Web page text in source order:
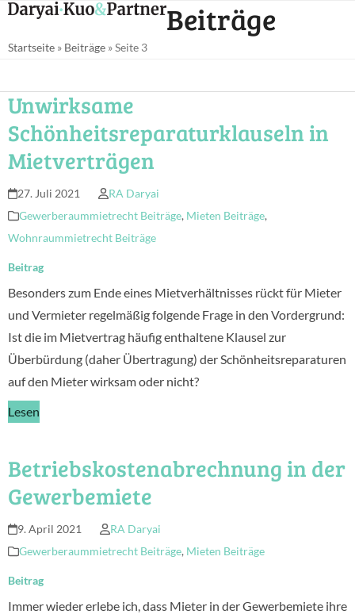
Skip
content
Open
menu
Close
menu
Beiträge
Startseite » Beiträge »Seite 3
Unwirksame
Schönheitsreparaturklauseln in
Mietverträgen
27. Juli 2021
RA Daryai
Gewerberaummietrecht Beiträge, Mieten Beiträge,
Wohnraummietrecht Beiträge
Beitrag
Besonders zum Ende eines Mietverhältnisses rückt für Mieter
und Vermieter regelmäßig folgende Frage in den Vordergrund:
Ist die im Mietvertrag häufig enthaltene Klausel zur
Überbürdung (daher Übertragung) der Schönheitsreparaturen
auf den Mieter wirksam oder nicht?
Lesen
Betriebskostenabrechnung in der
Gewerbemiete
9. April 2021
RA Daryai
Gewerberaummietrecht Beiträge, Mieten Beiträge
Beitrag
Immer wieder erlebe ich, dass Mieter in der Gewerbemiete ihre